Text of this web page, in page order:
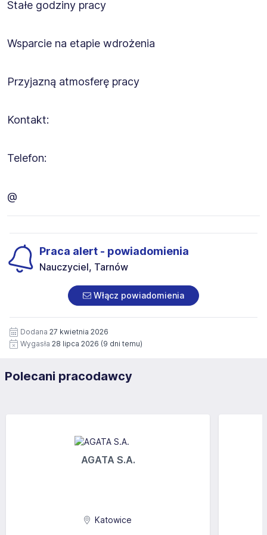
Stałe godziny pracy
Wsparcie na etapie wdrożenia
Przyjazną atmosferę pracy
Kontakt:
Telefon:
@
Praca alert - powiadomienia
Nauczyciel, Tarnów
Włącz powiadomienia
Dodana 27 kwietnia 2026
Wygasła 28 lipca 2026 (9 dni temu)
Polecani pracodawcy
AGATA S.A.
Katowice